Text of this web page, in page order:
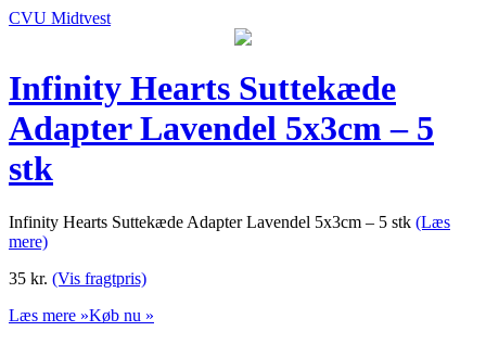
CVU Midtvest
Infinity Hearts Suttekæde
Adapter Lavendel 5x3cm – 5
stk
Infinity Hearts Suttekæde Adapter Lavendel 5x3cm – 5 stk (Læs
mere)
35 kr. (Vis fragtpris)
Læs mere »Køb nu »